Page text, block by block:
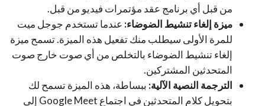
من قبل أي برنامج عقد مؤتمرات فيديو من قبل.
ميزة إلغاء تنشيط الضوضاء: عندما تستخدم جوجل ميت
للمرة الأولى سيطلب منك تفعيل هذه الميزة. تسمح ميزة
إلغاء تنشيط الضوضاء بالتخلص من أي صوت خارج صوت
المتحدثين المشتركين.
الترجمة النصية الآلية: ببساطة، هذه الميزة تسمح لك
بتحويل كلام المتحدثين في اجتماع Google Meet إلى